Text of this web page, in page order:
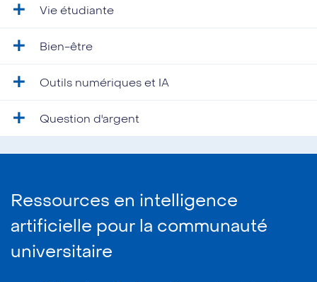
Vie étudiante
Bien-être
Outils numériques et IA
Question d'argent
Ressources en intelligence
artificielle pour la communauté
universitaire